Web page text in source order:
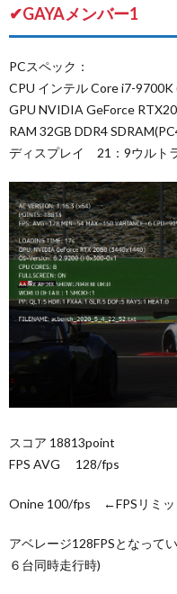
✔GAYAメンバー1
PCスペック：
CPU インテル Core i7-
GPU NVIDIA GeForce
RAM 32GB DDR4
ディスプレイ 21：9ウルト
スコア 18813point
FPS AVG 128/fps
Onine 100/fps ←FPSリミッ
アベレージ128FPSとなって
６台同時走行時)